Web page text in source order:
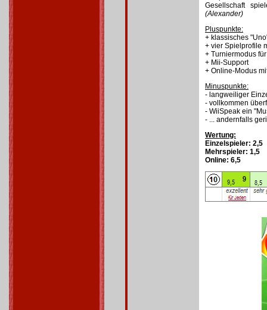
Gesellschaft
(Alexander)
Pluspunkte:
+ klassisches
+ vier Spielprofile
+ Turniermodus
+ Mii-Support
+ Online-Modus
Minuspunkte:
- langweiliger
- vollkommen
- WiiSpeak ein
- ... andernfalls
Wertung:
Einzelspieler: 2,5
Mehrspieler: 1,5
Online: 6,5